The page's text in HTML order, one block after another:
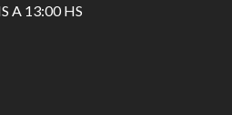
A 13:00 HS